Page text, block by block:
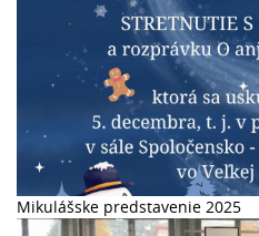
Mikulášske predstavenie 2025